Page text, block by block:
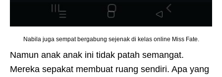
Nabila juga sempat bergabung sejenak di kelas online Miss Fate.
Namun anak anak ini tidak patah semangat.
Mereka sepakat membuat ruang sendiri. Apa yang